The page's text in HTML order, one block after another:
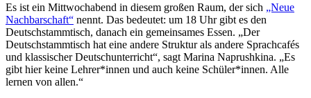
Es ist ein Mittwochabend in diesem großen Raum, der sich „Neue
Nachbarschaft“ nennt. Das bedeutet: um 18 Uhr gibt es den
Deutschstammtisch, danach ein gemeinsames Essen. „Der
Deutschstammtisch hat eine andere Struktur als andere Sprachcafés
und klassischer Deutschunterricht“, sagt Marina Naprushkina. „Es
gibt hier keine Lehrer*innen und auch keine Schüler*innen. Alle
lernen von allen.“